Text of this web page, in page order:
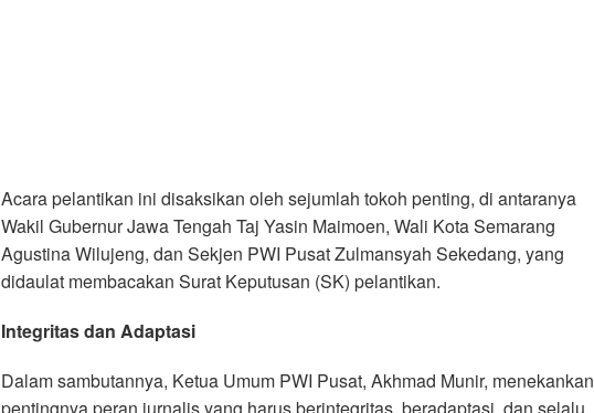
Acara pelantikan ini disaksikan oleh sejumlah tokoh penting, di antaranya
Wakil Gubernur Jawa Tengah Taj Yasin Maimoen, Wali Kota Semarang
Agustina Wilujeng, dan Sekjen PWI Pusat Zulmansyah Sekedang, yang
didaulat membacakan Surat Keputusan (SK) pelantikan.
Integritas dan Adaptasi
Dalam sambutannya, Ketua Umum PWI Pusat, Akhmad Munir, menekankan